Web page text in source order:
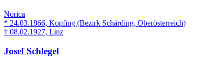
Norica
* 24.03.1866, Kopfing (Bezirk Schärding, Oberösterreich)
† 08.02.1927, Linz
Josef Schlegel